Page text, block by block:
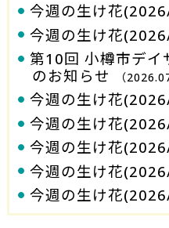
今週の生け花
今週の生け花
第10回 小樽市デイ
のお知らせ
（
今週の生け花
今週の生け花
今週の生け花
今週の生け花
今週の生け花